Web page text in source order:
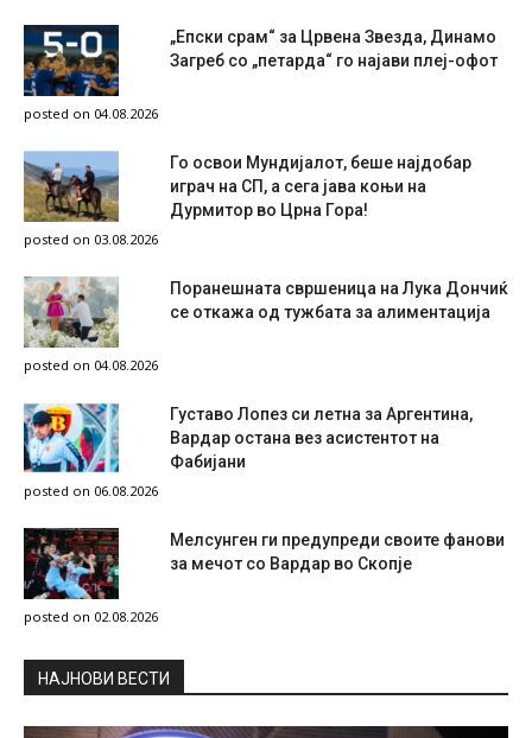
„Епски срам“ за Црвена Звезда, Динамо
Загреб со „петарда“ го најави плеј-офот
posted on 04.08.2026
Го освои Мундијалот, беше најдобар
играч на СП, а сега јава коњи на
Дурмитор во Црна Гора!
posted on 03.08.2026
Поранешната свршеница на Лука Дончиќ
се откажа од тужбата за алиментација
posted on 04.08.2026
Густаво Лопез си летна за Аргентина,
Вардар остана вез асистентот на
Фабијани
posted on 06.08.2026
Мелсунген ги предупреди своите фанови
за мечот со Вардар во Скопје
posted on 02.08.2026
НAЈНОВИ ВЕСТИ